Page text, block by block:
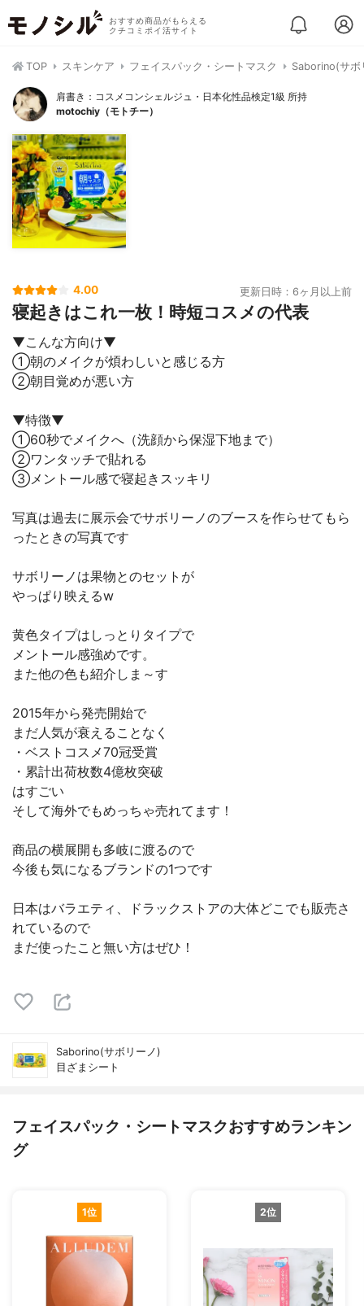
おすすめ商品がもらえる
クチコミポイ活サイト
TOP スキンケア フェイスパック・シートマスク Saborino(サボ
肩書き：コスメコンシェルジュ・日本化性品検定1級 所持
motochiy（モトチー）
4.00 更新日時：6ヶ月以上前
寝起きはこれ一枚！時短コスメの代表
▼こんな方向け▼
①朝のメイクが煩わしいと感じる方⠀
②朝目覚めが悪い方⠀
▼特徴▼⠀
①60秒でメイクへ（洗顔から保湿下地まで）⠀
②ワンタッチで貼れる⠀
③メントール感で寝起きスッキリ⠀
写真は過去に展示会でサボリーノのブースを作らせてもら
ったときの写真です
サボリーノは果物とのセットが
やっぱり映えるw⠀
黄色タイプはしっとりタイプで⠀
メントール感強めです。⠀
また他の色も紹介しま～す
2015年から発売開始で
まだ人気が衰えることなく⠀
・ベストコスメ70冠受賞⠀
・累計出荷枚数4億枚突破⠀
はすごい
そして海外でもめっちゃ売れてます！⠀
商品の横展開も多岐に渡るので⠀
今後も気になるブランドの1つです
日本はバラエティ、ドラックストアの大体どこでも販売さ
れているので⠀
まだ使ったこと無い方はぜひ！
Saborino(サボリーノ)
目ざまシート
フェイスパック・シートマスクおすすめランキン
グ
1位 2位